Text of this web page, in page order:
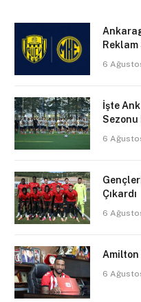
Reklam
6
İşte
Sezonu
6
Çıkardı
6
Amilton
6